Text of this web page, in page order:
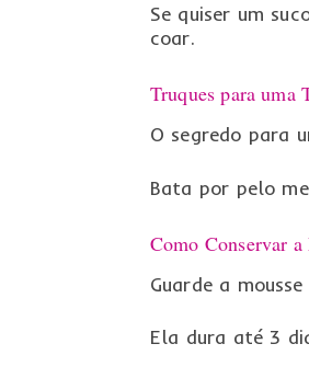
Se quiser um
coar.
Truques para uma
O segredo para
Bata por pelo
Como Conservar
Guarde a
Ela dura até 3